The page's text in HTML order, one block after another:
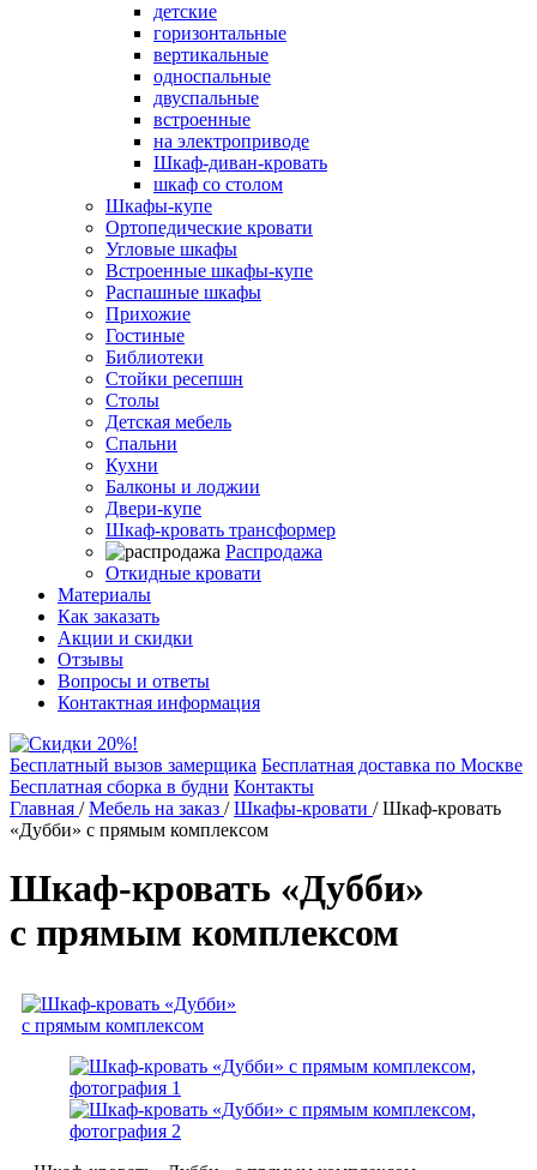
детские
горизонтальные
вертикальные
односпальные
двуспальные
встроенные
на электроприводе
Шкаф-диван-кровать
шкаф со столом
Шкафы-купе
Ортопедические кровати
Угловые шкафы
Встроенные шкафы-купе
Распашные шкафы
Прихожие
Гостиные
Библиотеки
Стойки ресепшн
Столы
Детская мебель
Спальни
Кухни
Балконы и лоджии
Двери-купе
Шкаф-кровать трансформер
Распродажа
Откидные кровати
Материалы
Как заказать
Акции и скидки
Отзывы
Вопросы и ответы
Контактная информация
Бесплатный вызов замерщика Бесплатная доставка по Москве
Бесплатная сборка в будни Контакты
Главная /Мебель на заказ /Шкафы-кровати /Шкаф-кровать
«Дубби» с прямым комплексом
Шкаф-кровать «Дубби»
с прямым комплексом